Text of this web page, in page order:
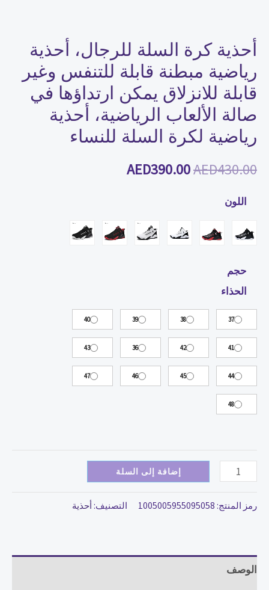
أحذية كرة السلة للرجال، أحذية
رياضية مبطنة قابلة للتنفس وغير
قابلة للانزلاق يمكن ارتداؤها في
صالة الألعاب الرياضية، أحذية
رياضية لكرة السلة للنساء
AED430.00
AED390.00
اللون
حجم
الحذاء
37
38
39
40
41
42
36
43
44
45
46
47
48
يمكن
ارتداؤها
في
صالة
الألعاب
الرياضية،
أحذية
رياضية
السلة
للنساء
إضافة إلى السلة
رمز المنتج: 1005005955095058 التصنيف:أحذية
الوصف